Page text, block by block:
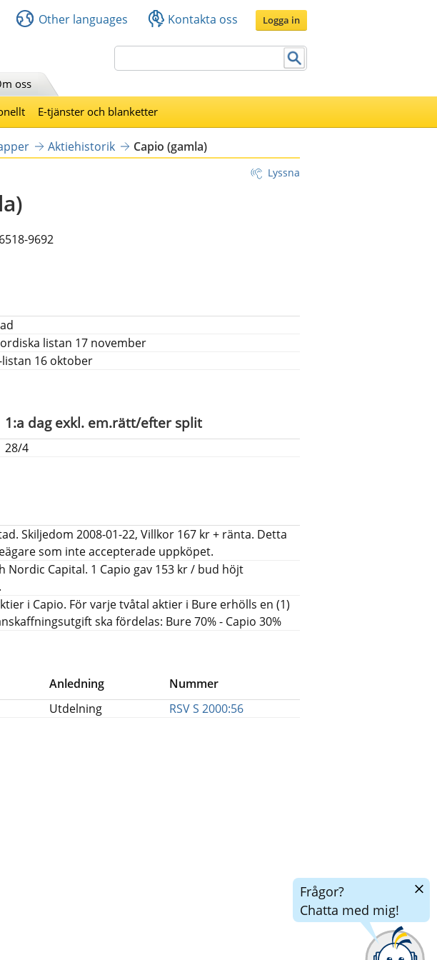
Other languages Kontakta oss Logga in
oss
E-tjänster och blanketter
Aktiehistorik Capio (gamla)
Lyssna
9692
listan 17 november
16 oktober
1:a dag exkl. em.rätt/efter split
28/4
Skiljedom 2008-01-22, Villkor 167 kr + ränta. Detta
som inte accepterade uppköpet.
Nordic Capital. 1 Capio gav 153 kr / bud höjt
i Capio. För varje tvåtal aktier i Bure erhölls en (1)
ska fördelas: Bure 70% - Capio 30%
Anledning
Nummer
Utdelning RSV S 2000:56
Frågor?
Chatta med mig!
Dölj